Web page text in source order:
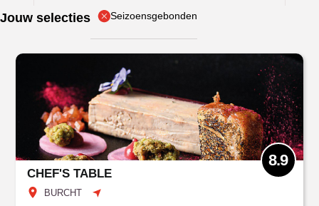
Jouw selecties Seizoensgebonden
CHEF'S TABLE
BURCHT
8.9